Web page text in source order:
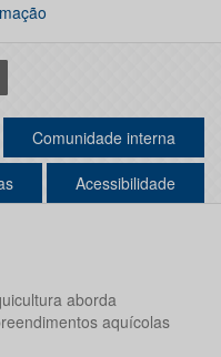
Comunidade interna
Acessibilidade
aborda
aquícolas